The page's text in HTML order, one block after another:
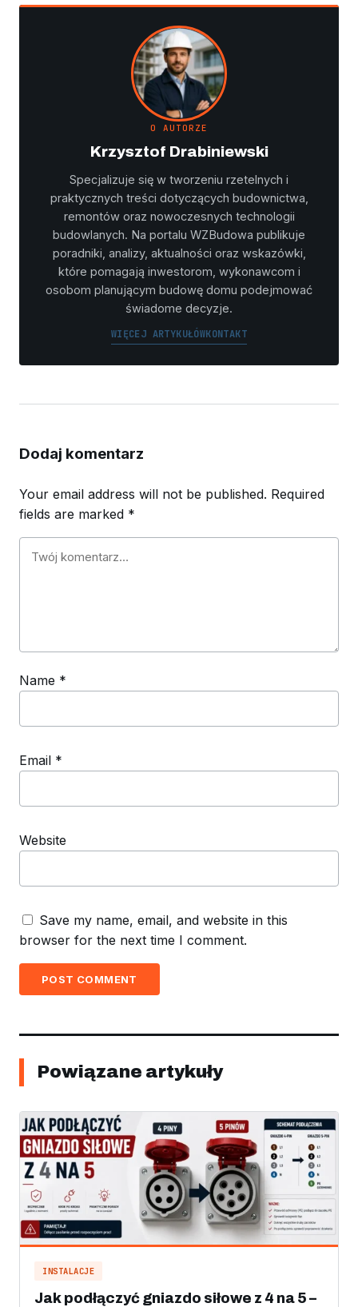
O AUTORZE
Krzysztof Drabiniewski
Specjalizuje się w tworzeniu rzetelnych i
praktycznych treści dotyczących budownictwa,
remontów oraz nowoczesnych technologii
budowlanych. Na portalu WZBudowa publikuje
poradniki, analizy, aktualności oraz wskazówki,
które pomagają inwestorom, wykonawcom i
osobom planującym budowę domu podejmować
świadome decyzje.
WIĘCEJ ARTYKUŁÓWKONTAKT
Dodaj komentarz
Your email address will not be published. Required
fields are marked *
Name *
Email *
Website
Save my name, email, and website in this
browser for the next time I comment.
POST COMMENT
Powiązane artykuły
INSTALACJE
Jak podłączyć gniazdo siłowe z 4 na 5 –